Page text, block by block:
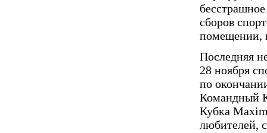
сборов
помещении,
Последняя
28 ноября
по
Командный
Кубка
любителей,